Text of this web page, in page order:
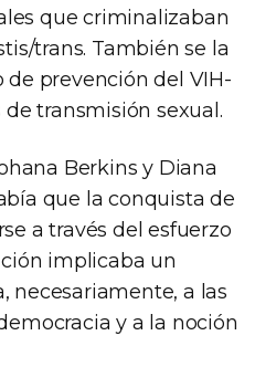
que criminalizaban
trans. También se la
prevención del VIH-
transmisión sexual.
Berkins y Diana
que la conquista de
a través del esfuerzo
implicaba un
necesariamente, a las
y a la noción